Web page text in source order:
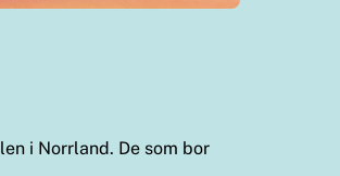
i Norrland. De som bor